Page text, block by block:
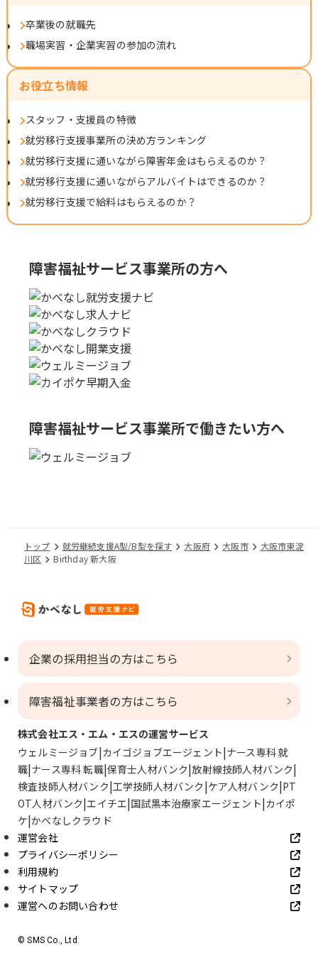
卒業後の就職先
職場実習・企業実習の参加の流れ
お役立ち情報
スタッフ・支援員の特徴
就労移行支援事業所の決め方ランキング
就労移行支援に通いながら障害年金はもらえるのか？
就労移行支援に通いながらアルバイトはできるのか？
就労移行支援で給料はもらえるのか？
障害福祉サービス事業所の方へ
障害福祉サービス事業所で働きたい方へ
トップ 就労継続支援A型/B型を探す 大阪府 大阪市
大阪市東淀
川区
Birthday 新大阪
企業の採用担当の方はこちら
障害福祉事業者の方はこちら
株式会社エス・エム・エスの運営サービス
ウェルミージョブ カイゴジョブエージェント ナース専科 就
職 ナース専科 転職 保育士人材バンク 放射線技師人材バンク
検査技師人材バンク 工学技師人材バンク ケア人材バンク PT
OT人材バンク エイチエ 国試黒本治療家エージェント カイポ
ケ かべなしクラウド
運営会社
プライバシーポリシー
利用規約
サイトマップ
運営へのお問い合わせ
© SMS Co., Ltd.